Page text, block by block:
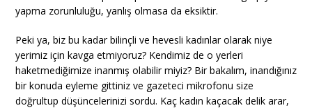
yapma zorunluluğu, yanlış olmasa da eksiktir.
Peki ya, biz bu kadar bilinçli ve hevesli kadınlar olarak niye
yerimiz için kavga etmiyoruz? Kendimiz de o yerleri
haketmediğimize inanmış olabilir miyiz? Bir bakalım, inandığınız
bir konuda eyleme gittiniz ve gazeteci mikrofonu size
doğrultup düşüncelerinizi sordu. Kaç kadın kaçacak delik arar,